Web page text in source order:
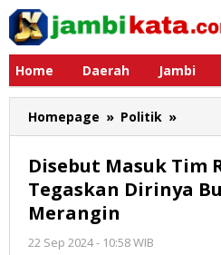
Lewati
konten
Home
Daerah Jambi
Homepage » Politik »
Tim
RH,
Zainul
Disebut Masuk Tim
Tegaskan Dirinya
Merangin
22 Sep 2024 - 10:58 WIB